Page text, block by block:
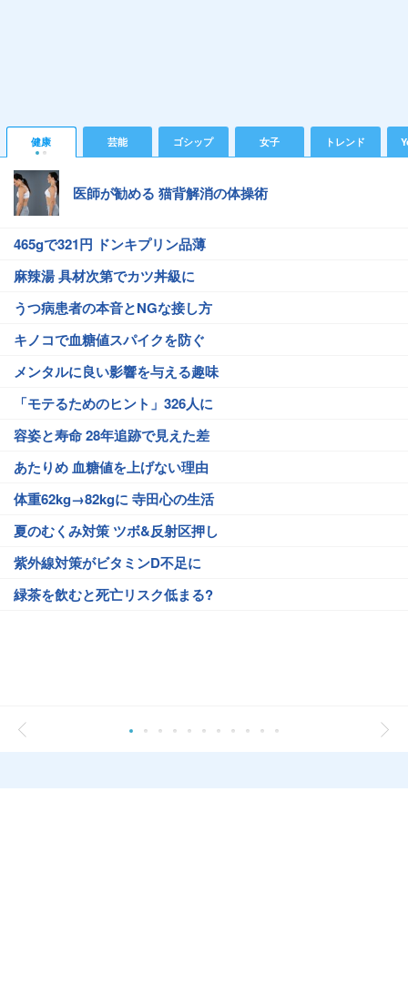
健康 芸能 ゴシップ 女子 トレンド
医師が勧める 猫背解消の体操術
465gで321円 ドンキプリン品薄
麻辣湯 具材次第でカツ丼級に
うつ病患者の本音とNGな接し方
キノコで血糖値スパイクを防ぐ
メンタルに良い影響を与える趣味
「モテるためのヒント」326人に
容姿と寿命 28年追跡で見えた差
あたりめ 血糖値を上げない理由
体重62kg→82kgに 寺田心の生活
夏のむくみ対策 ツボ&反射区押し
紫外線対策がビタミンD不足に
緑茶を飲むと死亡リスク低まる?